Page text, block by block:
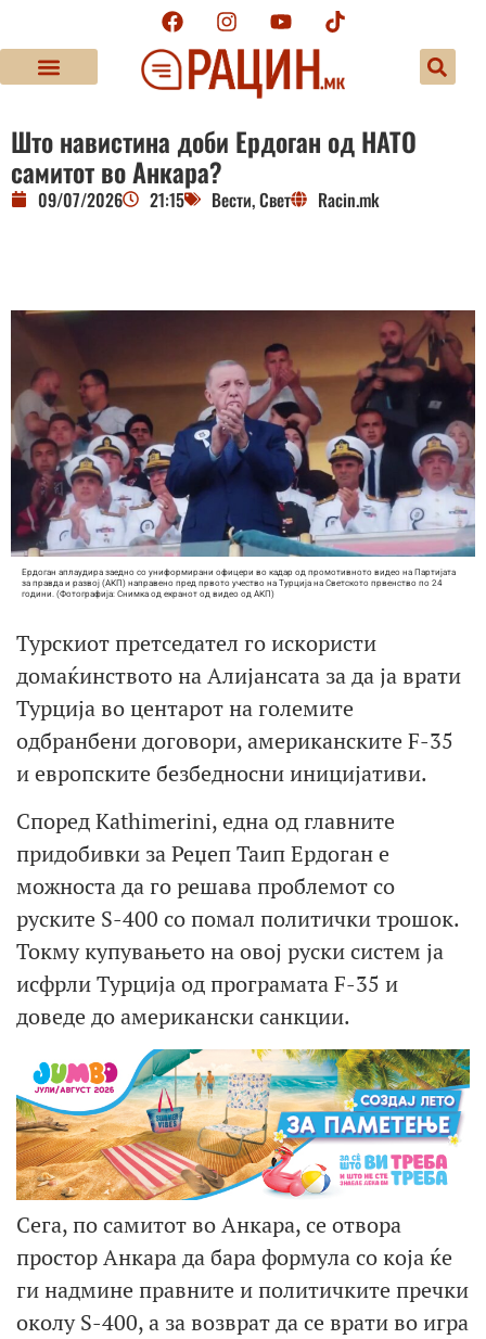
Што навистина доби Ердоган од НАТО
самитот во Анкара?
09/07/2026 21:15 Вести,Свет Racin.mk
Ердоган аплаудира заедно со униформирани офицери во кадар од промотивното видео на Партијата
за правда и развој (АКП) направено пред првото учество на Турција на Светското првенство по 24
години. (Фотографија: Снимка од екранот од видео од АКП)
Турскиот претседател го искористи
домаќинството на Алијансата за да ја врати
Турција во центарот на големите
одбранбени договори, американските F-35
и европските безбедносни иницијативи.
Според Kathimerini, една од главните
придобивки за Реџеп Таип Ердоган е
можноста да го решава проблемот со
руските S-400 со помал политички трошок.
Токму купувањето на овој руски систем ја
исфрли Турција од програмата F-35 и
доведе до американски санкции.
Сега, по самитот во Анкара, се отвора
простор Анкара да бара формула со која ќе
ги надмине правните и политичките пречки
околу S-400, а за возврат да се врати во игра